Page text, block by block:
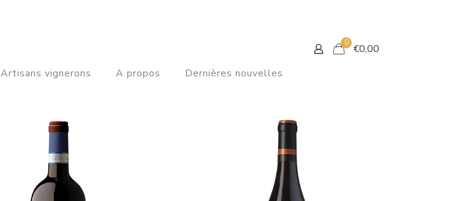
Artisans vignerons A propos Dernières nouvelles
0 €0,00